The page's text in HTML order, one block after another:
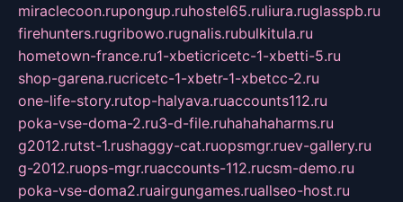
miraclecoon.rupongup.ruhostel65.ruliura.ruglasspb.ru
firehunters.rugribowo.rugnalis.rubulkitula.ru
hometown-france.ru1-xbeticricetc-1-xbetti-5.ru
shop-garena.rucricetc-1-xbetr-1-xbetcc-2.ru
one-life-story.rutop-halyava.ruaccounts112.ru
poka-vse-doma-2.ru3-d-file.ruhahahaharms.ru
g2012.rutst-1.rushaggy-cat.ruopsmgr.ruev-gallery.ru
g-2012.ruops-mgr.ruaccounts-112.rucsm-demo.ru
poka-vse-doma2.ruairgungames.ruallseo-host.ru